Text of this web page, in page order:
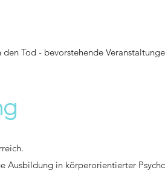
den Tod - bevorstehende
Ausbildung in körperorientierter